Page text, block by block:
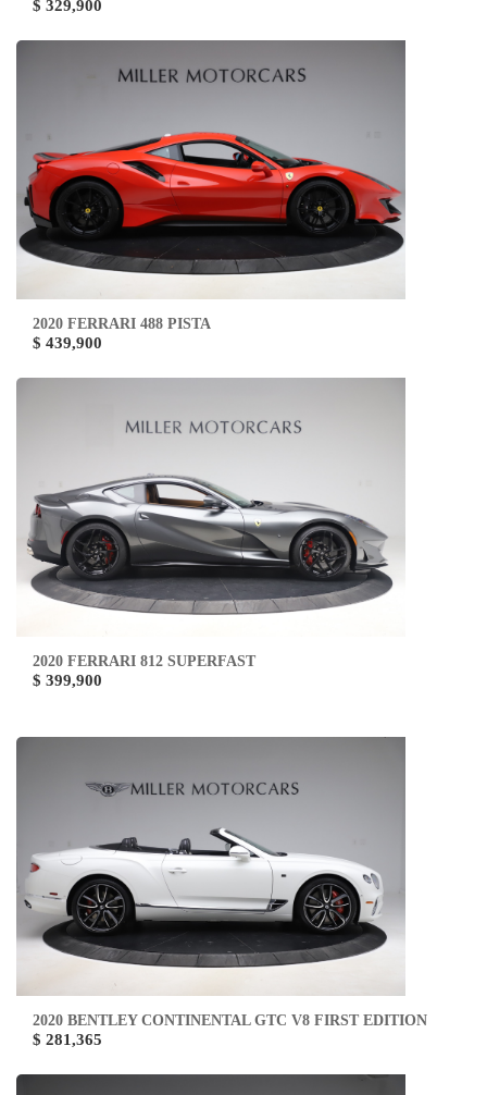
$ 329,900
2020 FERRARI 488 PISTA
$ 439,900
2020 FERRARI 812 SUPERFAST
$ 399,900
2020 BENTLEY CONTINENTAL GTC V8 FIRST EDITION
$ 281,365